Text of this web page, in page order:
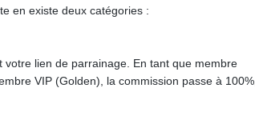
en existe deux catégories :
lien de parrainage. En tant que membre
VIP (Golden), la commission passe à 100%,